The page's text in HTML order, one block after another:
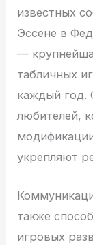
известных
Эссене в
—
табличных
каждый год.
любителей,
укрепляют
также
игровых